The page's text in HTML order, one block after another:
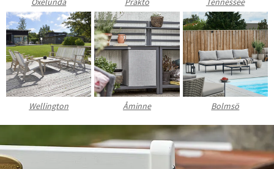
Sverige
Danmark
Norge
Suomi
Wellington Åminne Bolmsö